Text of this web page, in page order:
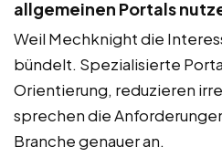
allgemeinen Portals
Weil Mechknight die
bündelt. Spezialisierte
Orientierung, reduzieren
sprechen die
Branche genauer an.